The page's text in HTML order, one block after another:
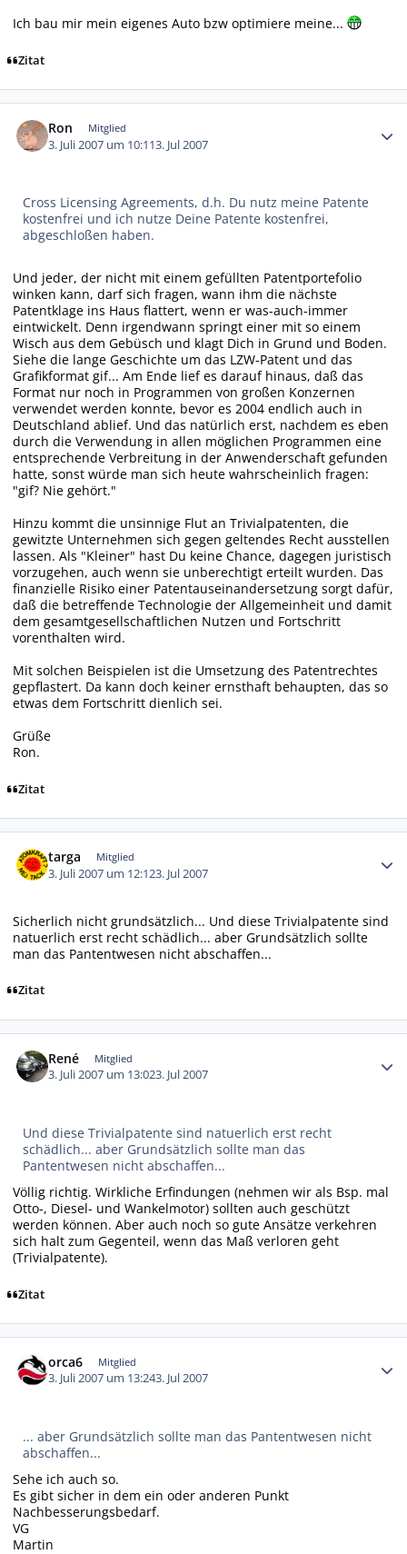
Ich bau mir mein eigenes Auto bzw optimiere meine...
Zitat
Ron Mitglied
3. Juli 2007 um 10:113. Jul 2007
Cross Licensing Agreements, d.h. Du nutz meine Patente
kostenfrei und ich nutze Deine Patente kostenfrei,
abgeschloßen haben.
Und jeder, der nicht mit einem gefüllten Patentportefolio
winken kann, darf sich fragen, wann ihm die nächste
Patentklage ins Haus flattert, wenn er was-auch-immer
eintwickelt. Denn irgendwann springt einer mit so einem
Wisch aus dem Gebüsch und klagt Dich in Grund und Boden.
Siehe die lange Geschichte um das LZW-Patent und das
Grafikformat gif... Am Ende lief es darauf hinaus, daß das
Format nur noch in Programmen von großen Konzernen
verwendet werden konnte, bevor es 2004 endlich auch in
Deutschland ablief. Und das natürlich erst, nachdem es eben
durch die Verwendung in allen möglichen Programmen eine
entsprechende Verbreitung in der Anwenderschaft gefunden
hatte, sonst würde man sich heute wahrscheinlich fragen:
"gif? Nie gehört."
Hinzu kommt die unsinnige Flut an Trivialpatenten, die
gewitzte Unternehmen sich gegen geltendes Recht ausstellen
lassen. Als "Kleiner" hast Du keine Chance, dagegen juristisch
vorzugehen, auch wenn sie unberechtigt erteilt wurden. Das
finanzielle Risiko einer Patentauseinandersetzung sorgt dafür,
daß die betreffende Technologie der Allgemeinheit und damit
dem gesamtgesellschaftlichen Nutzen und Fortschritt
vorenthalten wird.
Mit solchen Beispielen ist die Umsetzung des Patentrechtes
gepflastert. Da kann doch keiner ernsthaft behaupten, das so
etwas dem Fortschritt dienlich sei.
Grüße
Ron.
Zitat
targa Mitglied
3. Juli 2007 um 12:123. Jul 2007
Sicherlich nicht grundsätzlich... Und diese Trivialpatente sind
natuerlich erst recht schädlich... aber Grundsätzlich sollte
man das Pantentwesen nicht abschaffen...
Zitat
René Mitglied
3. Juli 2007 um 13:023. Jul 2007
Und diese Trivialpatente sind natuerlich erst recht
schädlich... aber Grundsätzlich sollte man das
Pantentwesen nicht abschaffen...
Völlig richtig. Wirkliche Erfindungen (nehmen wir als Bsp. mal
Otto-, Diesel- und Wankelmotor) sollten auch geschützt
werden können. Aber auch noch so gute Ansätze verkehren
sich halt zum Gegenteil, wenn das Maß verloren geht
(Trivialpatente).
Zitat
orca6 Mitglied
3. Juli 2007 um 13:243. Jul 2007
... aber Grundsätzlich sollte man das Pantentwesen nicht
abschaffen...
Sehe ich auch so.
Es gibt sicher in dem ein oder anderen Punkt
Nachbesserungsbedarf.
VG
Martin